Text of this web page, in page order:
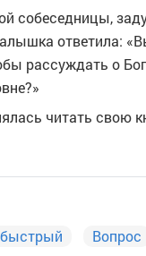
собеседницы,
ответила:
рассуждать о
читать свою
быстрый Вопрос